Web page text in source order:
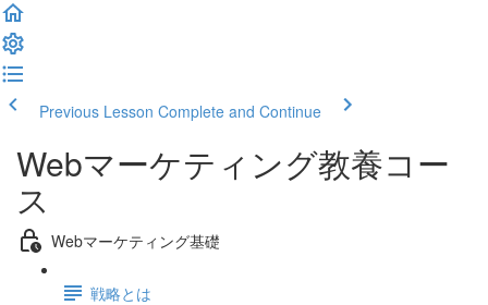
Previous Lesson Complete and Continue
Webマーケティング教養コー
ス
Webマーケティング基礎
戦略とは